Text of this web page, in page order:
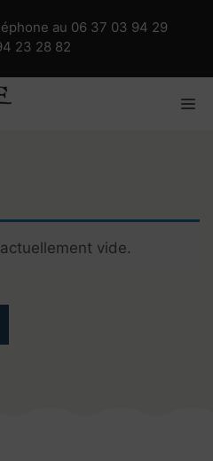
au 06 37 03 94 29
23 28 82
vide.